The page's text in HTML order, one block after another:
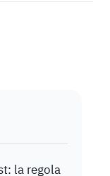
la regola